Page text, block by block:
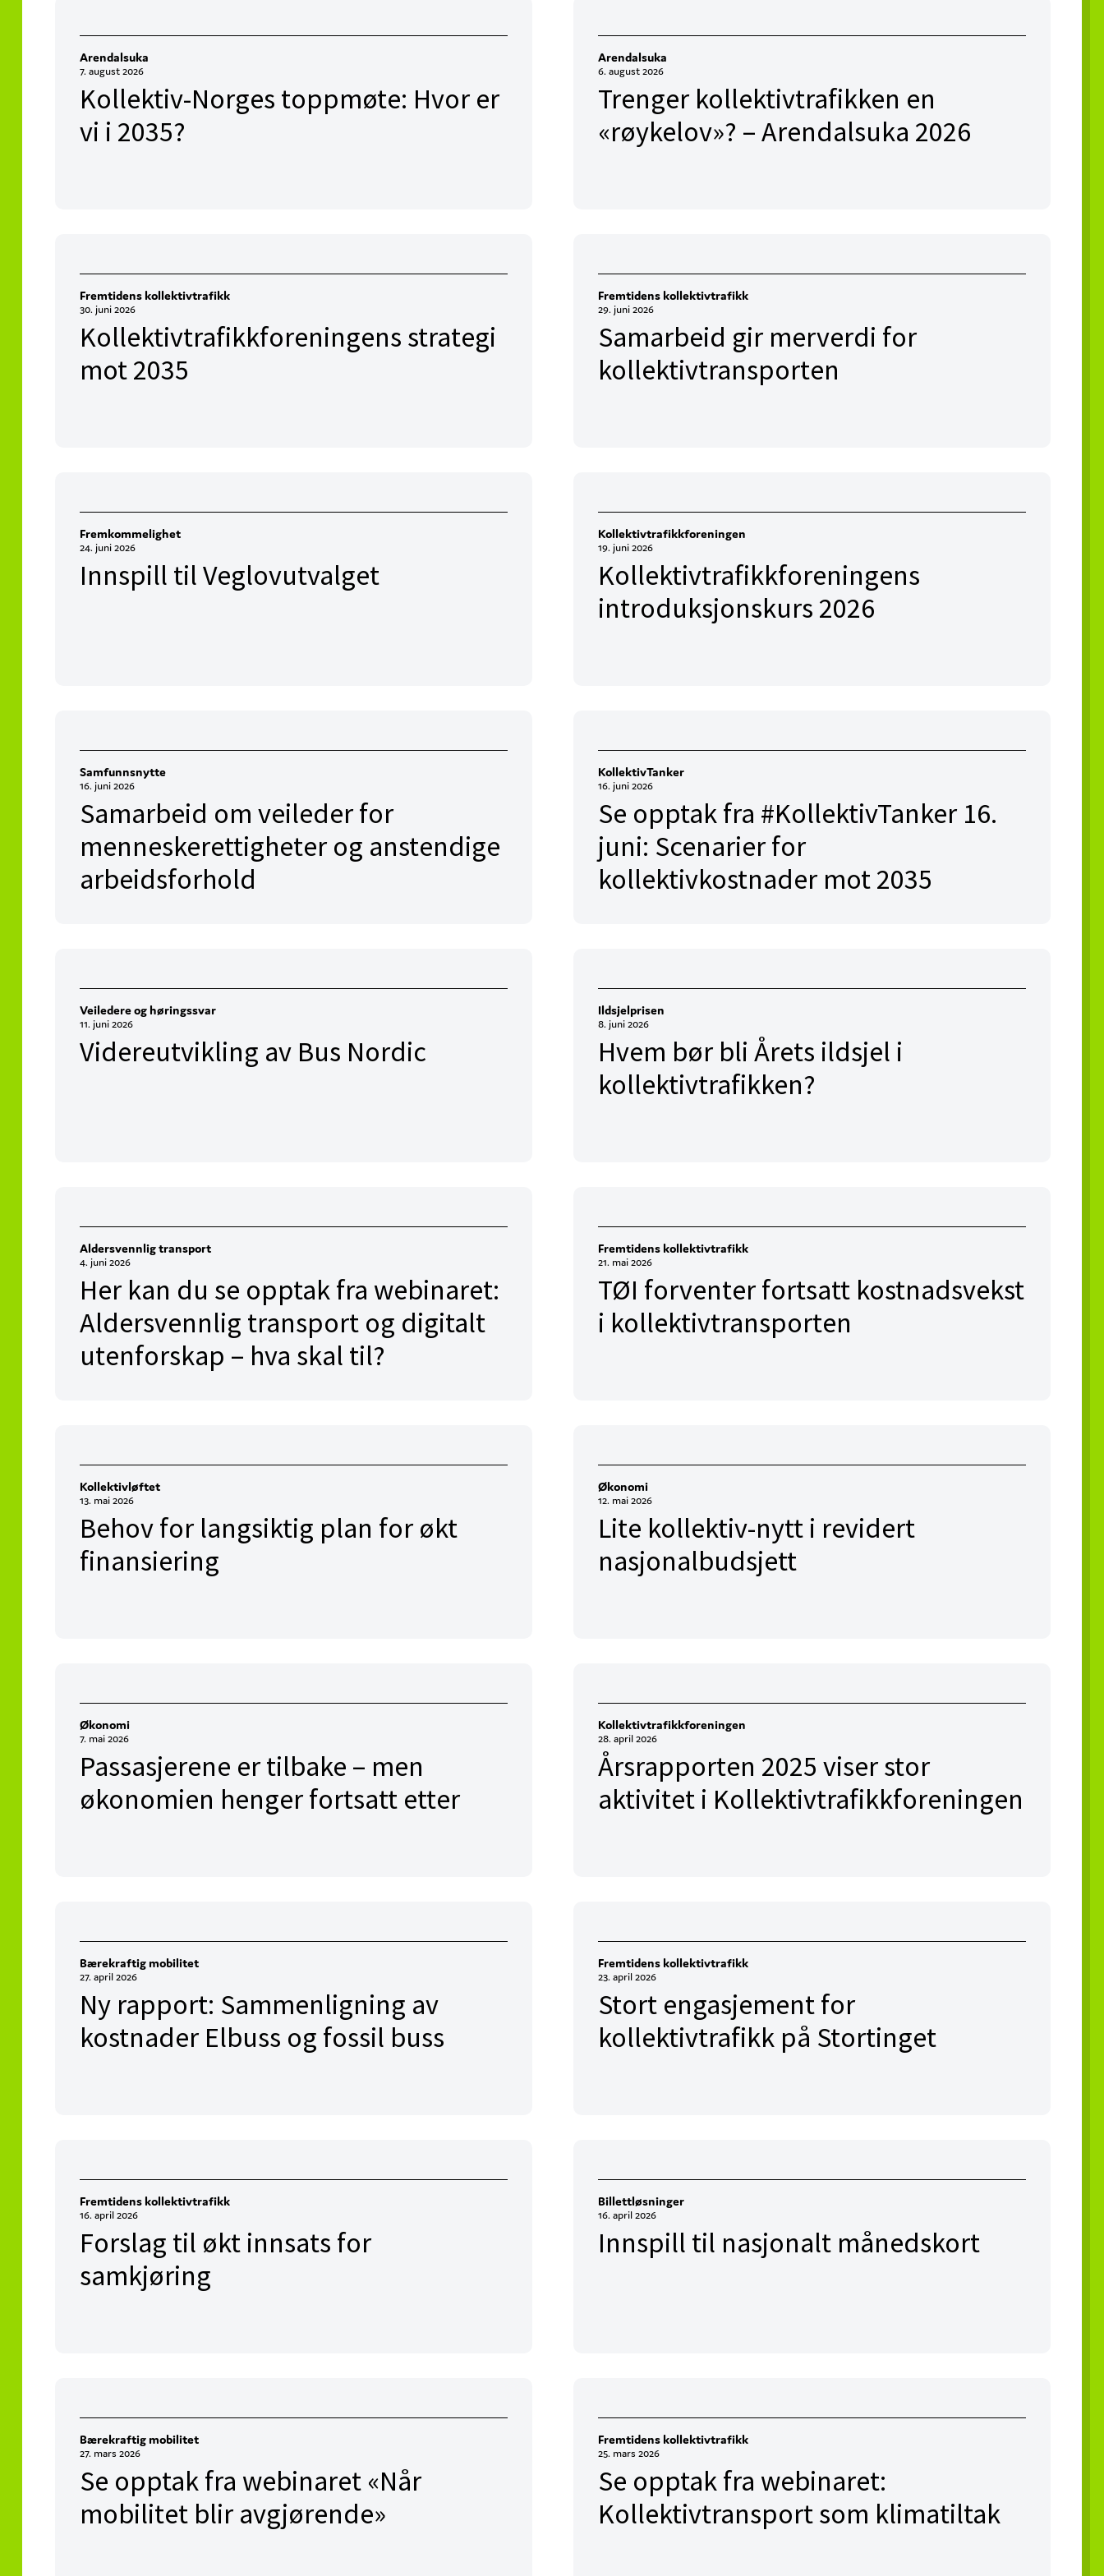
Arendalsuka
7. august 2026
Kollektiv-Norges toppmøte: Hvor er
vi i 2035?
Arendalsuka
6. august 2026
Trenger kollektivtrafikken en
«røykelov»? – Arendalsuka 2026
Fremtidens kollektivtrafikk
30. juni 2026
Kollektivtrafikkforeningens strategi
mot 2035
Fremtidens kollektivtrafikk
29. juni 2026
Samarbeid gir merverdi for
kollektivtransporten
Fremkommelighet
24. juni 2026
Innspill til Veglovutvalget
Kollektivtrafikkforeningen
19. juni 2026
Kollektivtrafikkforeningens
introduksjonskurs 2026
Samfunnsnytte
16. juni 2026
Samarbeid om veileder for
menneskerettigheter og anstendige
arbeidsforhold
KollektivTanker
16. juni 2026
Se opptak fra #KollektivTanker 16.
juni: Scenarier for
kollektivkostnader mot 2035
Veiledere og høringssvar
11. juni 2026
Videreutvikling av Bus Nordic
Ildsjelprisen
8. juni 2026
Hvem bør bli Årets ildsjel i
kollektivtrafikken?
Aldersvennlig transport
4. juni 2026
Her kan du se opptak fra webinaret:
Aldersvennlig transport og digitalt
utenforskap – hva skal til?
Fremtidens kollektivtrafikk
21. mai 2026
TØI forventer fortsatt kostnadsvekst
i kollektivtransporten
Kollektivløftet
13. mai 2026
Behov for langsiktig plan for økt
finansiering
Økonomi
12. mai 2026
Lite kollektiv-nytt i revidert
nasjonalbudsjett
Økonomi
7. mai 2026
Passasjerene er tilbake – men
økonomien henger fortsatt etter
Kollektivtrafikkforeningen
28. april 2026
Årsrapporten 2025 viser stor
aktivitet i Kollektivtrafikkforeningen
Bærekraftig mobilitet
27. april 2026
Ny rapport: Sammenligning av
kostnader Elbuss og fossil buss
Fremtidens kollektivtrafikk
23. april 2026
Stort engasjement for
kollektivtrafikk på Stortinget
Fremtidens kollektivtrafikk
16. april 2026
Forslag til økt innsats for
samkjøring
Billettløsninger
16. april 2026
Innspill til nasjonalt månedskort
Bærekraftig mobilitet
27. mars 2026
Se opptak fra webinaret «Når
mobilitet blir avgjørende»
Fremtidens kollektivtrafikk
25. mars 2026
Se opptak fra webinaret:
Kollektivtransport som klimatiltak